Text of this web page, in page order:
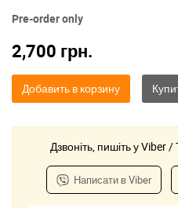
Pre-order only
2,700 грн.
Добавить в корзину
Дзвоніть, пишіть у Viber
Написати в Viber